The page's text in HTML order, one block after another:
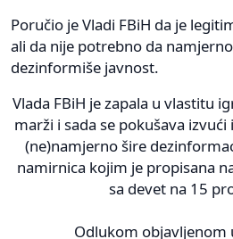
Poručio je Vladi FBiH da je
ali da nije potrebno da
dezinformiše javnost.
Vlada FBiH je zapala u vlastitu
marži i sada se pokušava
(ne)namjerno šire
namirnica kojim je propisana
sa devet na 15
Odlukom objavljenom